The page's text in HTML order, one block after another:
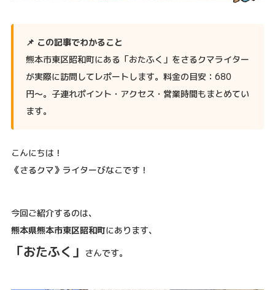
📌 この記事でわかること
熊本市東区昭和町にある「おたふく」をさるクマライター
が実際に訪問してレポートします。料金の目安：680
円〜。子連れポイント・アクセス・営業時間もまとめてい
ます。
こんにちは！
《さるクマ》ライターびなこです！
今回ご紹介するのは、
熊本県熊本市東区昭和町にあります、
「おたふく」 さんです。